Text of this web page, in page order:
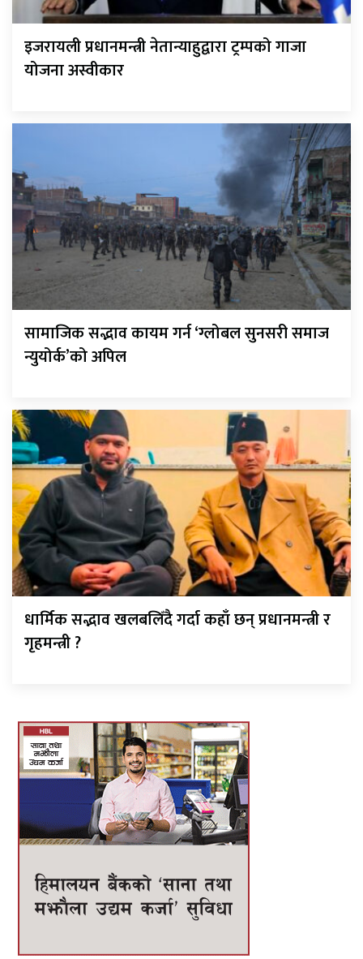
इजरायली प्रधानमन्त्री नेतान्याहुद्वारा ट्रम्पको गाजा
योजना अस्वीकार
सामाजिक सद्भाव कायम गर्न ‘ग्लोबल सुनसरी समाज
न्युयोर्क’को अपिल
धार्मिक सद्भाव खलबलिँदै गर्दा कहाँ छन् प्रधानमन्त्री र
गृहमन्त्री ?